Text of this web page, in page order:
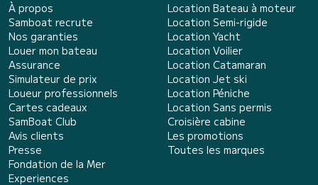
À propos
Samboat recrute
Nos garanties
Louer mon bateau
Assurance
Simulateur de prix
Loueur professionnels
Cartes cadeaux
SamBoat Club
Avis clients
Presse
Fondation de la Mer
Experiences
Location Bateau à moteur
Location Semi-rigide
Location Yacht
Location Voilier
Location Catamaran
Location Jet ski
Location Péniche
Location Sans permis
Croisière cabine
Les promotions
Toutes les marques